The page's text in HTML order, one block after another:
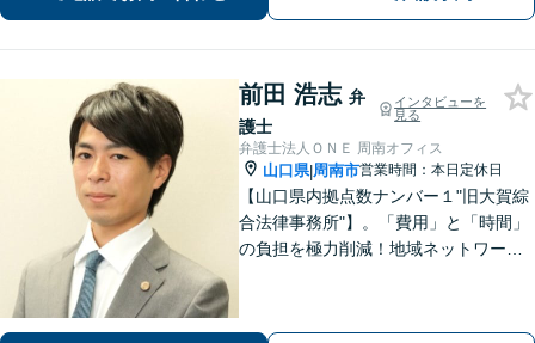
前田 浩志 弁
護士
インタビューを
見る
弁護士法人ＯＮＥ 周南オフィス
山口県|周南市営業時間：本日定休日
【山口県内拠点数ナンバー１"旧大賀綜
合法律事務所"】。「費用」と「時間」
の負担を極力削減！地域ネットワーク